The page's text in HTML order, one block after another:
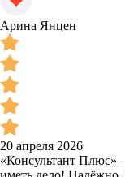
Арина Янцен
20 апреля 2026
«Консультант Плюс»